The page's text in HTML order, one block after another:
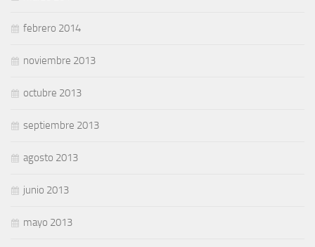
febrero 2014
noviembre 2013
octubre 2013
septiembre 2013
agosto 2013
junio 2013
mayo 2013